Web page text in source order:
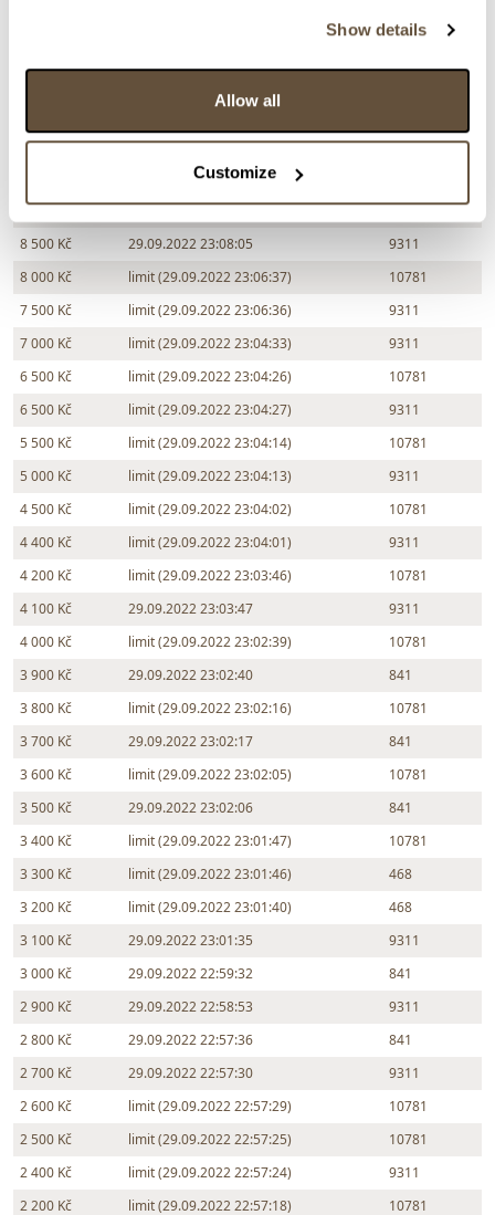
Show details
Allow all
Customize
12 000 Kč
29.09.2022 23:09:58
10781
limit (29.09.2022 23:08:35)
10 000 Kč
limit (29.09.2022 23:08:14)
10781
limit (29.09.2022 23:08:15)
9 000 Kč
limit (29.09.2022 23:08:04)
10781
8 500 Kč
29.09.2022 23:08:05
9311
8 000 Kč
limit (29.09.2022 23:06:37)
10781
7 500 Kč
limit (29.09.2022 23:06:36)
9311
7 000 Kč
limit (29.09.2022 23:04:33)
9311
6 500 Kč
limit (29.09.2022 23:04:26)
10781
6 500 Kč
limit (29.09.2022 23:04:27)
9311
5 500 Kč
limit (29.09.2022 23:04:14)
10781
5 000 Kč
limit (29.09.2022 23:04:13)
9311
4 500 Kč
limit (29.09.2022 23:04:02)
10781
4 400 Kč
limit (29.09.2022 23:04:01)
9311
4 200 Kč
limit (29.09.2022 23:03:46)
10781
4 100 Kč
29.09.2022 23:03:47
9311
4 000 Kč
limit (29.09.2022 23:02:39)
10781
3 900 Kč
29.09.2022 23:02:40
841
3 800 Kč
limit (29.09.2022 23:02:16)
10781
3 700 Kč
29.09.2022 23:02:17
841
3 600 Kč
limit (29.09.2022 23:02:05)
10781
3 500 Kč
29.09.2022 23:02:06
841
3 400 Kč
limit (29.09.2022 23:01:47)
10781
3 300 Kč
limit (29.09.2022 23:01:46)
468
3 200 Kč
limit (29.09.2022 23:01:40)
468
3 100 Kč
29.09.2022 23:01:35
9311
3 000 Kč
29.09.2022 22:59:32
841
2 900 Kč
29.09.2022 22:58:53
9311
2 800 Kč
29.09.2022 22:57:36
841
2 700 Kč
29.09.2022 22:57:30
9311
2 600 Kč
limit (29.09.2022 22:57:29)
10781
2 500 Kč
limit (29.09.2022 22:57:25)
10781
2 400 Kč
limit (29.09.2022 22:57:24)
9311
2 200 Kč
limit (29.09.2022 22:57:18) 10781